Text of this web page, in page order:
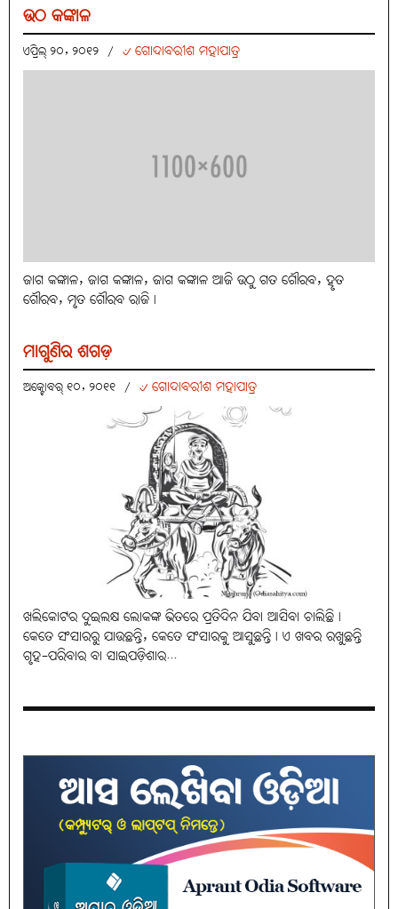
ଉଠ କଙ୍କାଳ
ଏପ୍ରିଲ୍ ୨୦, ୨୦୧୨ / ୰ ଗୋଦାବରୀଶ ମହାପାତ୍ର
ଜାଗ କଙ୍କାଳ, ଜାଗ କଙ୍କାଳ, ଜାଗ କଙ୍କାଳ ଆଜି ଉଠୁ ଗତ ଗୌରବ, ହୃତ
ଗୌରବ, ମୃତ ଗୌରବ ରାଜି।
ମାଗୁଣିର ଶଗଡ଼
ଅକ୍ଟୋବର୍ ୧୦, ୨୦୧୧ / ୰ ଗୋଦାବରୀଶ ମହାପାତ୍ର
ଖଲିକୋଟର ଦୁଇଲକ୍ଷ ଲୋକଙ୍କ ଭିତରେ ପ୍ରତିଦିନ ଯିବା ଆସିବା ଚାଲିଛି।
କେତେ ସଂସାରରୁ ଯାଉଛନ୍ତି, କେତେ ସଂସାରକୁ ଆସୁଛନ୍ତି। ଏ ଖବର ରଖୁଛନ୍ତି
ଗୃହ-ପରିବାର ବା ସାଇପଡ଼ିଶାର...